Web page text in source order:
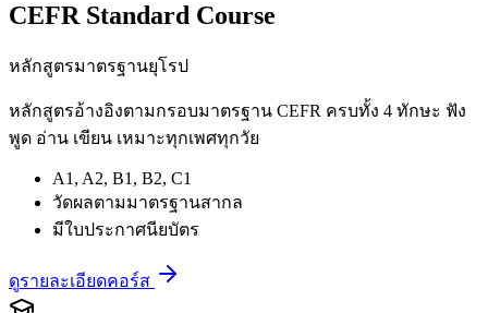
CEFR Standard Course
หลักสูตรมาตรฐานยุโรป
หลักสูตรอ้างอิงตามกรอบมาตรฐาน CEFR ครบทั้ง 4 ทักษะ ฟัง
พูด อ่าน เขียน เหมาะทุกเพศทุกวัย
A1, A2, B1, B2, C1
วัดผลตามมาตรฐานสากล
มีใบประกาศนียบัตร
ดูรายละเอียดคอร์ส